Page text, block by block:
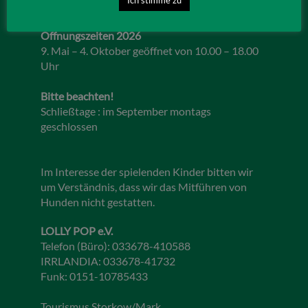
Öffnungszeiten 2026
9. Mai – 4. Oktober geöffnet von 10.00 – 18.00
Uhr
Bitte beachten!
Schließtage : im September montags
geschlossen
Im Interesse der spielenden Kinder bitten wir
um Verständnis, dass wir das Mitführen von
Hunden nicht gestatten.
LOLLY POP e.V.
Telefon (Büro): 033678-410588
IRRLANDIA: 033678-41732
Funk: 0151-10785433